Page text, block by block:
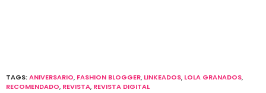
TAGS:ANIVERSARIO, FASHION BLOGGER, LINKEADOS, LOLA GRANADOS,
RECOMENDADO, REVISTA, REVISTA DIGITAL